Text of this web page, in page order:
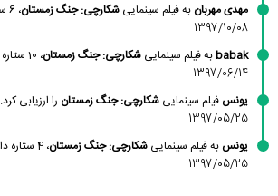
مهدی مهربان به فیلم سینمایی شکارچی: جنگ زمستان، 6 ستاره داد.
1397/10/08
babakبه فیلم سینمایی شکارچی: جنگ زمستان، 10 ستاره داد.
1397/06/14
یونس فیلم سینمایی شکارچی: جنگ زمستان را ارزیابی کرد.
1397/05/25
یونس به فیلم سینمایی شکارچی: جنگ زمستان، 4 ستاره داد.
1397/05/25